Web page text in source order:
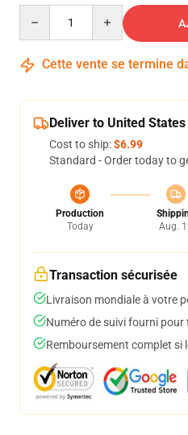
Cette vente se termine
Deliver to United States
Cost to ship:$6.99
Standard - Order today to
Production
Today
Aug.
Transaction sécurisée
Livraison mondiale à votre
Numéro de suivi fourni pour
Remboursement complet si